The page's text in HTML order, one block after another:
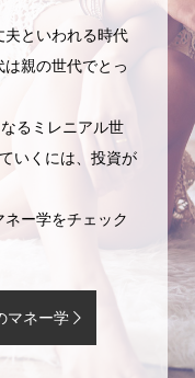
夫といわれる時代
親の世代でとっ
るミレニアル世
いくには、投資が
ー学をチェック
マネー学